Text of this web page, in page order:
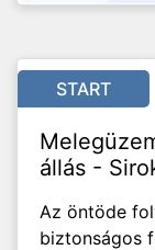
START
állás -
Az öntöde
biztonságos